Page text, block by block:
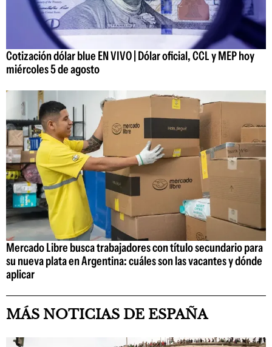
Cotización dólar blue EN VIVO | Dólar oficial, CCL y MEP hoy
miércoles 5 de agosto
Mercado Libre busca trabajadores con título secundario para
su nueva plata en Argentina: cuáles son las vacantes y dónde
aplicar
MÁS NOTICIAS DE ESPAÑA